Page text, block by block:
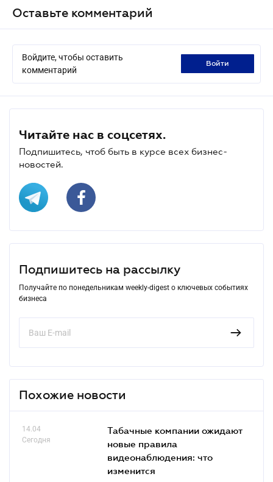
Оставьте комментарий
Войдите, чтобы оставить
комментарий
войти
Читайте нас в соцсетях.
Подпишитесь, чтоб быть в курсе всех бизнес-
новостей.
Подпишитесь на рассылку
Получайте по понедельникам weekly-digest о ключевых событиях
бизнеса
Похожие новости
14.04
Сегодня
Табачные компании ожидают
новые правила
видеонаблюдения: что
изменится